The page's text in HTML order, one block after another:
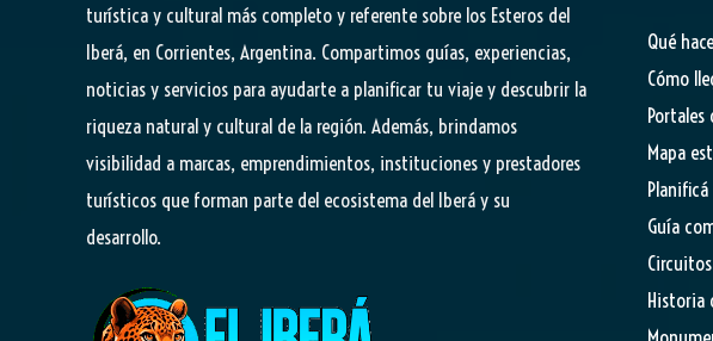
turística y cultural más completo y referente sobre los Esteros del
Iberá, en Corrientes, Argentina. Compartimos guías, experiencias,
noticias y servicios para ayudarte a planificar tu viaje y descubrir la
riqueza natural y cultural de la región. Además, brindamos
visibilidad a marcas, emprendimientos, instituciones y prestadores
turísticos que forman parte del ecosistema del Iberá y su
desarrollo.
Qué
Cómo
Portales
Mapa
Guía
Historia